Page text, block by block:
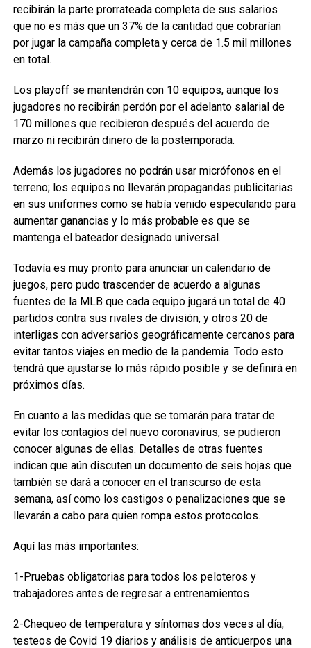
recibirán la parte prorrateada completa de sus salarios
que no es más que un 37% de la cantidad que cobrarían
por jugar la campaña completa y cerca de 1.5 mil millones
en total.
Los playoff se mantendrán con 10 equipos, aunque los
jugadores no recibirán perdón por el adelanto salarial de
170 millones que recibieron después del acuerdo de
marzo ni recibirán dinero de la postemporada.
Además los jugadores no podrán usar micrófonos en el
terreno; los equipos no llevarán propagandas publicitarias
en sus uniformes como se había venido especulando para
aumentar ganancias y lo más probable es que se
mantenga el bateador designado universal.
Todavía es muy pronto para anunciar un calendario de
juegos, pero pudo trascender de acuerdo a algunas
fuentes de la MLB que cada equipo jugará un total de 40
partidos contra sus rivales de división, y otros 20 de
interligas con adversarios geográficamente cercanos para
evitar tantos viajes en medio de la pandemia. Todo esto
tendrá que ajustarse lo más rápido posible y se definirá en
próximos días.
En cuanto a las medidas que se tomarán para tratar de
evitar los contagios del nuevo coronavirus, se pudieron
conocer algunas de ellas. Detalles de otras fuentes
indican que aún discuten un documento de seis hojas que
también se dará a conocer en el transcurso de esta
semana, así como los castigos o penalizaciones que se
llevarán a cabo para quien rompa estos protocolos.
Aquí las más importantes:
1-Pruebas obligatorias para todos los peloteros y
trabajadores antes de regresar a entrenamientos
2-Chequeo de temperatura y síntomas dos veces al día,
testeos de Covid 19 diarios y análisis de anticuerpos una